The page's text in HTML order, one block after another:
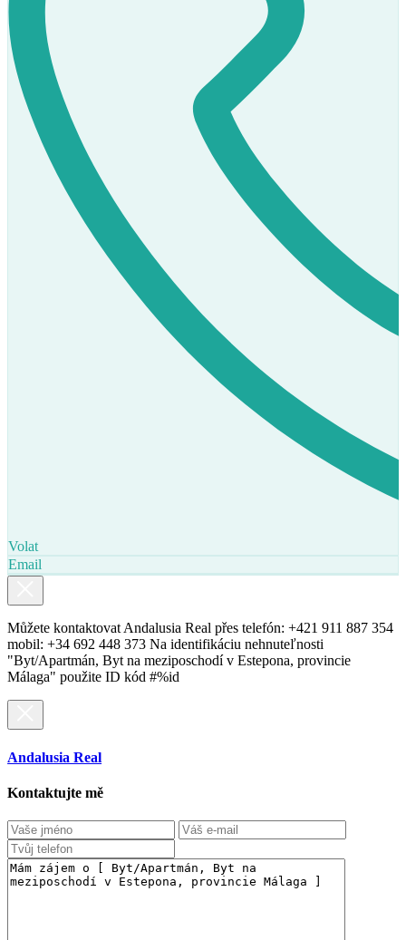
Volat
Email
Můžete kontaktovat Andalusia Real přes telefón: +421 911 887 354
mobil: +34 692 448 373 Na identifikáciu nehnuteľnosti
"Byt/Apartmán, Byt na meziposchodí v Estepona, provincie
Málaga" použite ID kód #%id
Andalusia Real
Kontaktujte mě